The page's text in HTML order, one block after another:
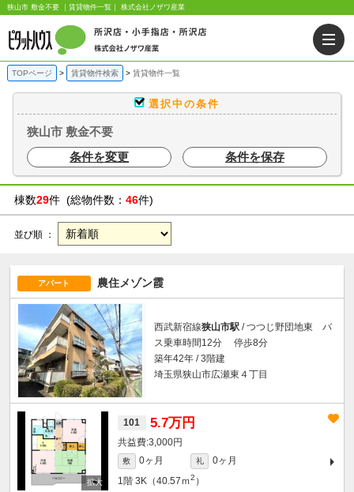
狭山市 敷金不要 ｜賃貸物件一覧｜ 株式会社ノザワ産業
TOPページ 賃貸物件検索 賃貸物件一覧
選択中の条件
狭山市 敷金不要
条件を変更
条件を保存
棟数29件 (総物件数： 46件)
並び順 ：
アパート 農住メゾン霞
西武新宿線狭山市駅 / つつじ野団地東 バ
ス乗車時間12分 停歩8分
築年42年 / 3階建
埼玉県狭山市広瀬東４丁目
101 5.7万円
3,000円
敷 0ヶ月 礼
0ヶ月
1階 3K（40.57ｍ2 ）